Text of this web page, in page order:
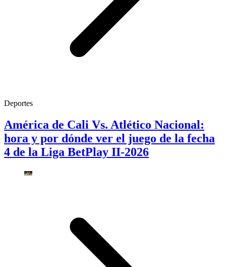
Deportes
América de Cali Vs. Atlético Nacional:
hora y por dónde ver el juego de la fecha
4 de la Liga BetPlay II-2026